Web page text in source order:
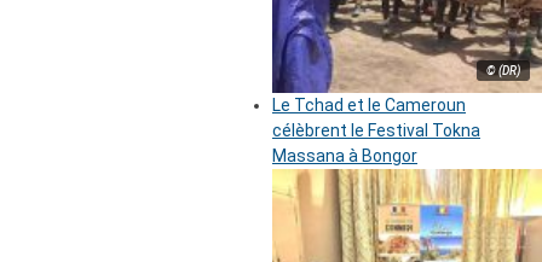
© (DR)
Le Tchad et le Cameroun
célèbrent le Festival Tokna
Massana à Bongor